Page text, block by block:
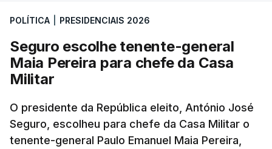
POLÍTICA PRESIDENCIAIS 2026
Seguro escolhe tenente-general
Maia Pereira para chefe da Casa
Militar
O presidente da República eleito, António José
Seguro, escolheu para chefe da Casa Militar o
tenente-general Paulo Emanuel Maia Pereira,